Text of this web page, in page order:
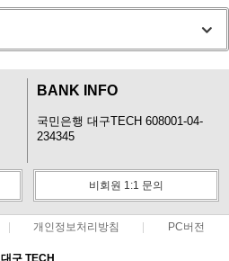
BANK INFO
국민은행 대구TECH 608001-04-
234345
비회원 1:1 문의
개인정보처리방침 PC버전
대구 TECH